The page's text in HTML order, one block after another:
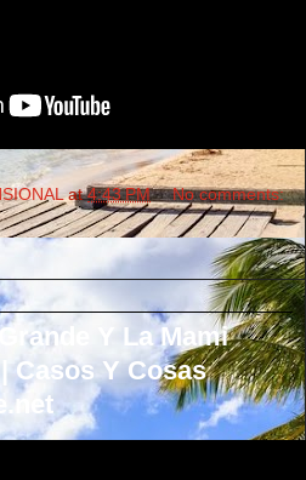
at4:43 PM No comments:
Y La Mami
Casos Y Cosas